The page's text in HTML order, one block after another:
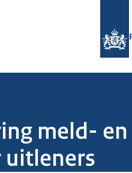
meld-
uitleners